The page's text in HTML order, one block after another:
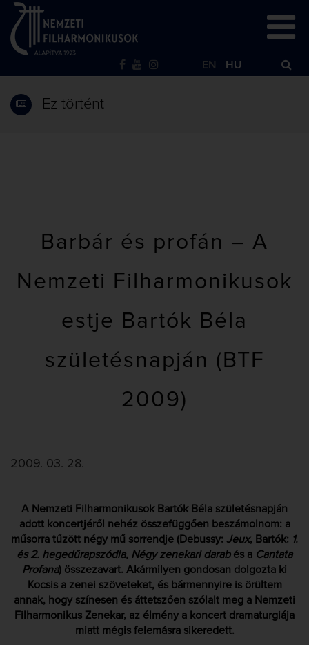
EN HU
Ez történt
Barbár és profán – A
Nemzeti Filharmonikusok
estje Bartók Béla
születésnapján (BTF
2009)
2009. 03. 28.
A Nemzeti Filharmonikusok Bartók Béla születésnapján
adott koncertjéről nehéz összefüggően beszámolnom: a
műsorra tűzött négy mű sorrendje (Debussy: Jeux, Bartók: 1.
és 2. hegedűrapszódia, Négy zenekari darab és a Cantata
Profana) összezavart. Akármilyen gondosan dolgozta ki
Kocsis a zenei szöveteket, és bármennyire is örültem
annak, hogy színesen és áttetszően szólalt meg a Nemzeti
Filharmonikus Zenekar, az élmény a koncert dramaturgiája
miatt mégis felemásra sikeredett.